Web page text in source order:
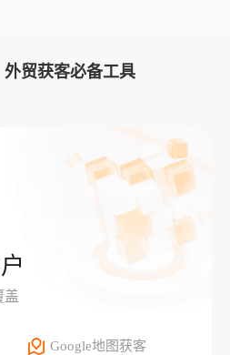
外贸获客必备工具
盖
Google地图获客